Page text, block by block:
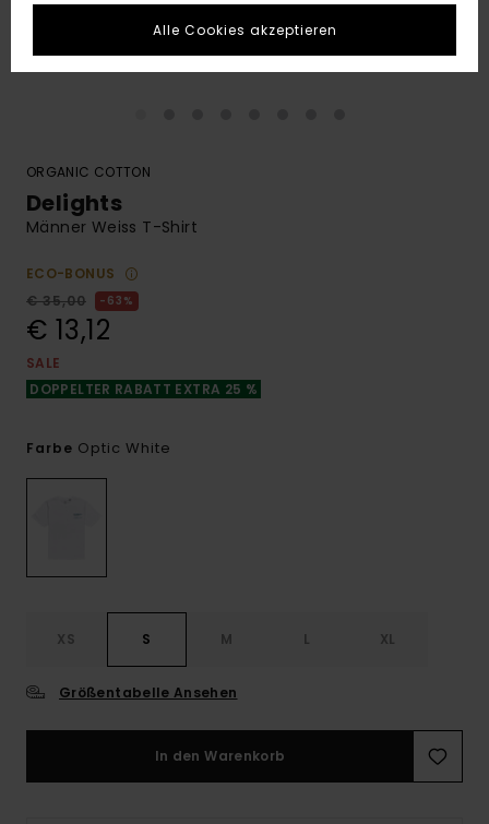
ORGANIC COTTON
Delights
Männer Weiss T-Shirt
ECO-BONUS
€ 35,00
63%
€ 13,12
SALE
DOPPELTER RABATT EXTRA 25 %
Farbe Optic White
XS S M L XL
Größentabelle Ansehen
In den Warenkorb
Alle Cookies akzeptieren